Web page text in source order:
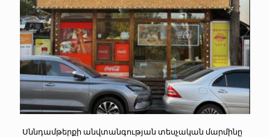
Սննդամթերքի անվտանգության տեսչական մարմինը